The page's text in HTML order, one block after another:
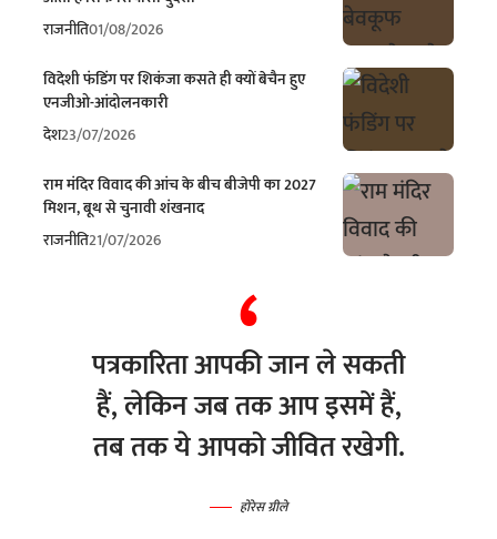
राजनीति01/08/2026
विदेशी फंडिंग पर शिकंजा कसते ही क्यों बेचैन हुए
एनजीओ-आंदोलनकारी
देश23/07/2026
राम मंदिर विवाद की आंच के बीच बीजेपी का 2027
मिशन, बूथ से चुनावी शंखनाद
राजनीति21/07/2026
पत्रकारिता आपकी जान ले सकती
हैं, लेकिन जब तक आप इसमें हैं,
तब तक ये आपको जीवित रखेगी.
होरेस ग्रीले